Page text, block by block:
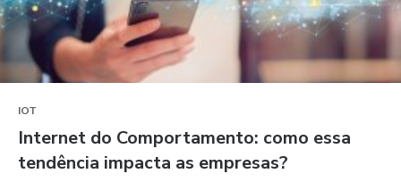
IOT
Internet do Comportamento: como essa
tendência impacta as empresas?